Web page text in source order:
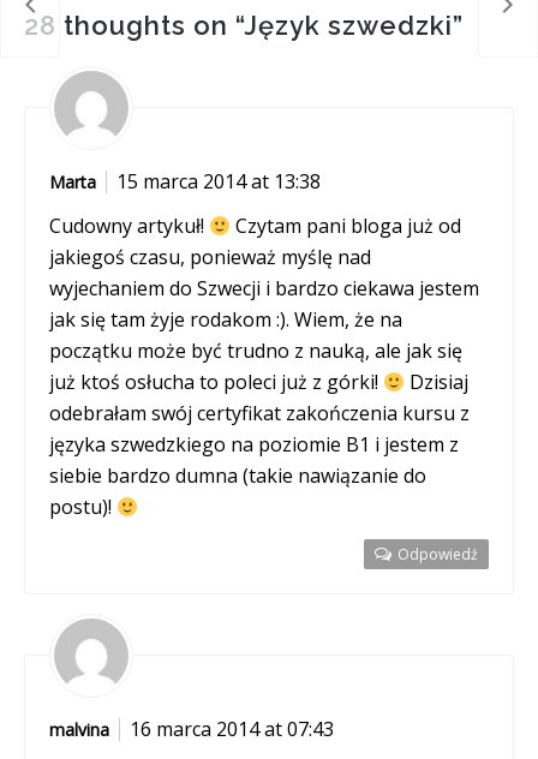
28 thoughts on “Język szwedzki”
Marta
15 marca 2014 at 13:38
Cudowny artykuł!
Czytam pani bloga już od
jakiegoś czasu, ponieważ myślę nad
wyjechaniem do Szwecji i bardzo ciekawa jestem
jak się tam żyje rodakom :). Wiem, że na
początku może być trudno z nauką, ale jak się
już ktoś osłucha to poleci już z górki!
Dzisiaj
odebrałam swój certyfikat zakończenia kursu z
języka szwedzkiego na poziomie B1 i jestem z
siebie bardzo dumna (takie nawiązanie do
postu)!
Odpowiedź
malvina
16 marca 2014 at 07:43